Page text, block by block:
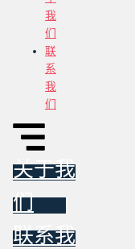
我
们
联
系
我
们
关于我
们
联系我